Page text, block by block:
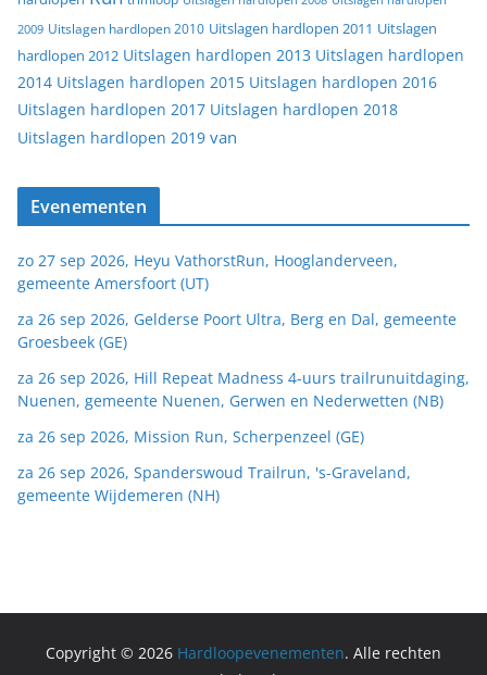
2009 Uitslagen hardlopen 2010 Uitslagen hardlopen 2011 Uitslagen
hardlopen 2012 Uitslagen hardlopen 2013 Uitslagen hardlopen
2014 Uitslagen hardlopen 2015 Uitslagen hardlopen 2016
Uitslagen hardlopen 2017 Uitslagen hardlopen 2018
Uitslagen hardlopen 2019 van
Evenementen
zo 27 sep 2026, Heyu VathorstRun, Hooglanderveen,
gemeente Amersfoort (UT)
za 26 sep 2026, Gelderse Poort Ultra, Berg en Dal, gemeente
Groesbeek (GE)
za 26 sep 2026, Hill Repeat Madness 4-uurs trailrunuitdaging,
Nuenen, gemeente Nuenen, Gerwen en Nederwetten (NB)
za 26 sep 2026, Mission Run, Scherpenzeel (GE)
za 26 sep 2026, Spanderswoud Trailrun, 's-Graveland,
gemeente Wijdemeren (NH)
Copyright © 2026 Hardloopevenementen. Alle rechten